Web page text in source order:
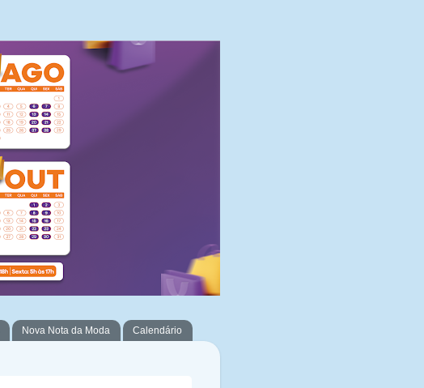
Nova Nota da Moda Calendário